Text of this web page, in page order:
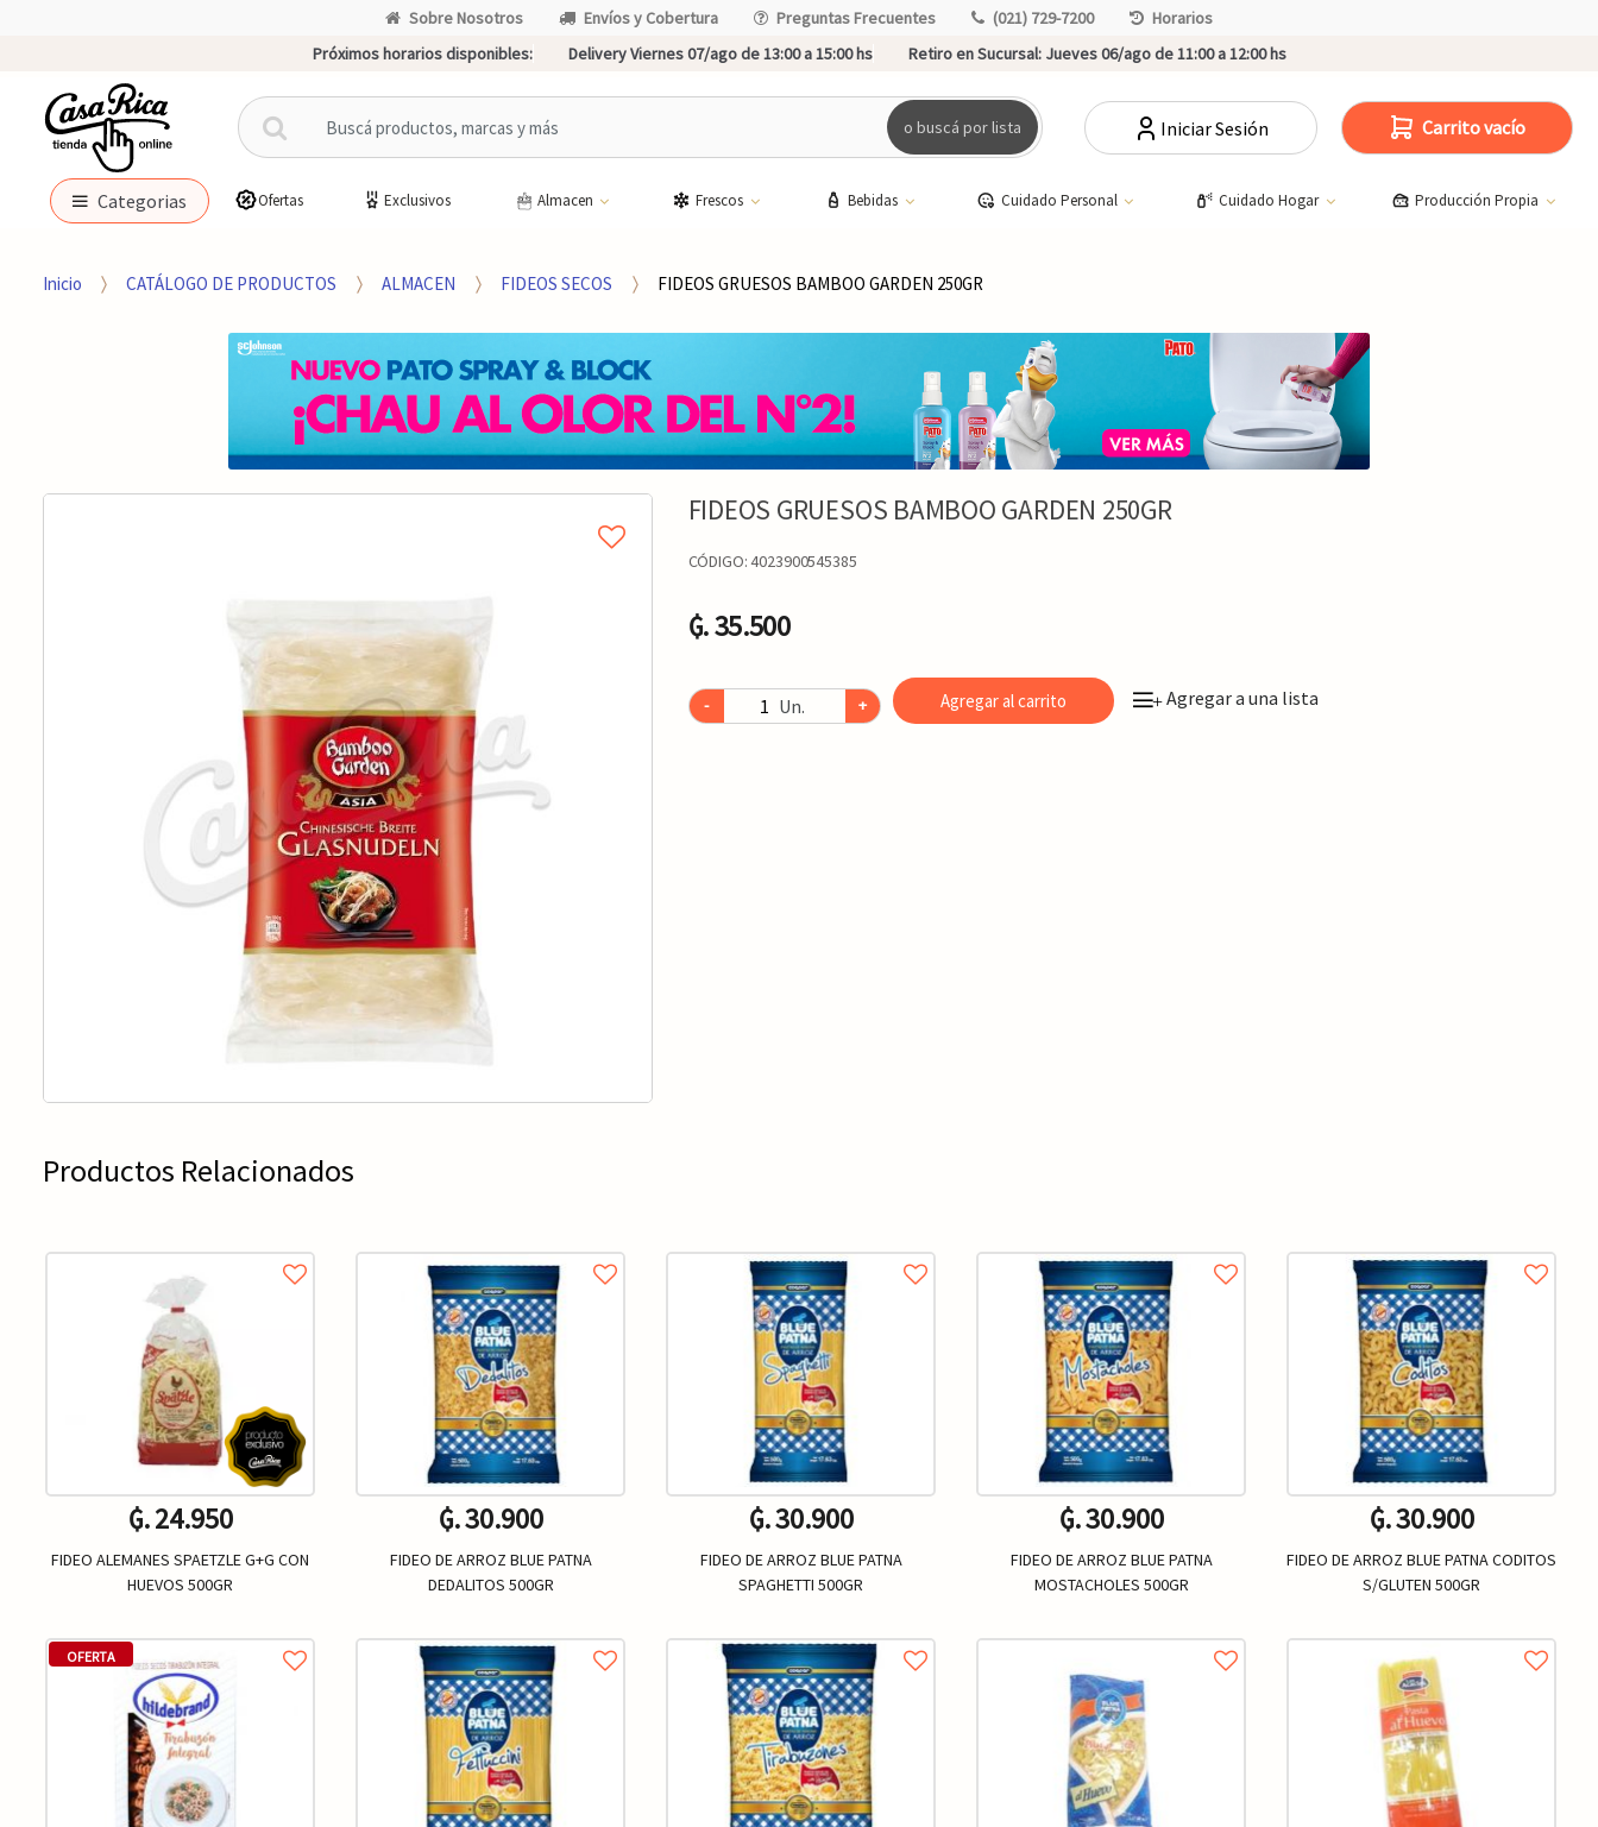
Sobre Nosotros Envíos y Cobertura Preguntas Frecuentes (021) 729-7200
Horarios
Próximos horarios disponibles:
Delivery Viernes 07/ago de 13:00 a 15:00 hs Retiro en Sucursal:Jueves 06/ago de 11:00 a 12:00 hs
B
u
c
p
r
o buscá por lista Iniciar Sesión Carrito vacío
Categorias Ofertas Exclusivos Almacen Frescos Bebidas Cuidado Personal Cuidado Hogar Producción Propia
Inicio CATÁLOGO DE PRODUCTOS ALMACEN FIDEOS SECOS FIDEOS GRUESOS BAMBOO GARDEN 250GR
FIDEOS GRUESOS BAMBOO GARDEN 250GR
CÓDIGO:4023900545385
₲. 35.500
- Un. + Agregar al carrito +Agregar a una lista
Productos Relacionados
₲. 24.950
FIDEO ALEMANES SPAETZLE G+G CON
HUEVOS 500GR
OFERTA
₲. 30.900
FIDEO DE ARROZ BLUE PATNA
DEDALITOS 500GR
₲. 30.900
FIDEO DE ARROZ BLUE PATNA
SPAGHETTI 500GR
₲. 30.900
FIDEO DE ARROZ BLUE PATNA
MOSTACHOLES 500GR
₲. 30.900
FIDEO DE ARROZ BLUE PATNA CODITOS
S/GLUTEN 500GR